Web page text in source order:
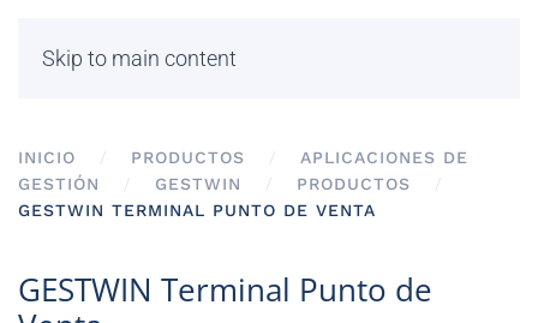
Skip to main content
INICIO PRODUCTOS
APLICACIONES DE
GESTIÓN
GESTWIN
PRODUCTOS
GESTWIN TERMINAL PUNTO DE VENTA
GESTWIN Terminal Punto de